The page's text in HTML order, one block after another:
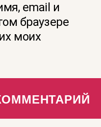
email и
браузере
моих